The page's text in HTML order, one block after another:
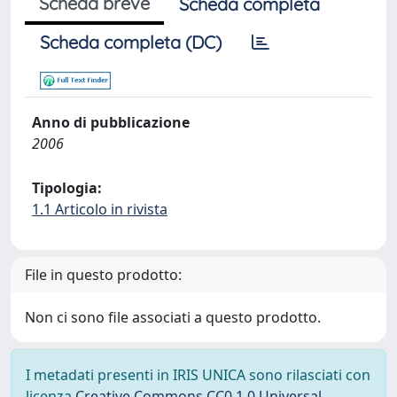
Scheda completa (DC)
Anno di pubblicazione
2006
Tipologia:
1.1 Articolo in rivista
File in questo prodotto:
Non ci sono file associati a questo prodotto.
I metadati presenti in IRIS UNICA sono rilasciati con